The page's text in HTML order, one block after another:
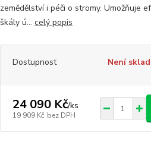
zemědělství i péči o stromy. Umožňuje
škály ú... celý popis
Dostupnost Není
24 090 Kč/ks
19 909 Kč bez DPH